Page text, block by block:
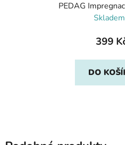
PEDAG
399
DO